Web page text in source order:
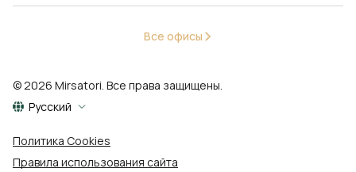
Все офисы
© 2026 Mirsatori. Все права защищены.
Русский
Политика Cookies
Правила использования сайта